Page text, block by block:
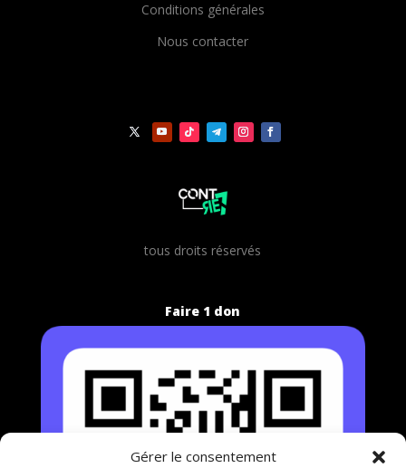
Gérer le consentement
Conditions générales
Nous contacter
tous droits réservés
Faire 1 don